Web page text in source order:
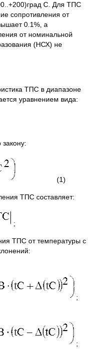
С. Для ТПС
сопротивления от
0.1%, а
от номинальной
(НСХ) не
ТПС в диапазоне
уравнением вида:
(1)
ТПС составляет:
;
ТПС от температуры с
;
;